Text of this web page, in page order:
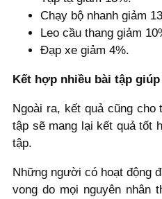
Chạy bộ nhanh giảm
Leo cầu thang giảm
Đạp xe giảm 4%.
Kết hợp nhiều bài tập
Ngoài ra, kết quả cũng cho
tập sẽ mang lại kết quả tốt
tập.
Những người có hoạt động
vong do mọi nguyên nhân